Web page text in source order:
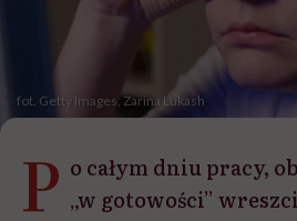
fot. Getty Images, Zarina Lukash
P o całym dniu pracy,
„w gotowości”